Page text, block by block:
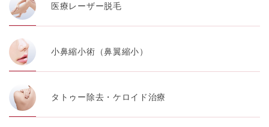
医療レーザー脱毛
小鼻縮小術（鼻翼縮小）
タトゥー除去・ケロイド治療